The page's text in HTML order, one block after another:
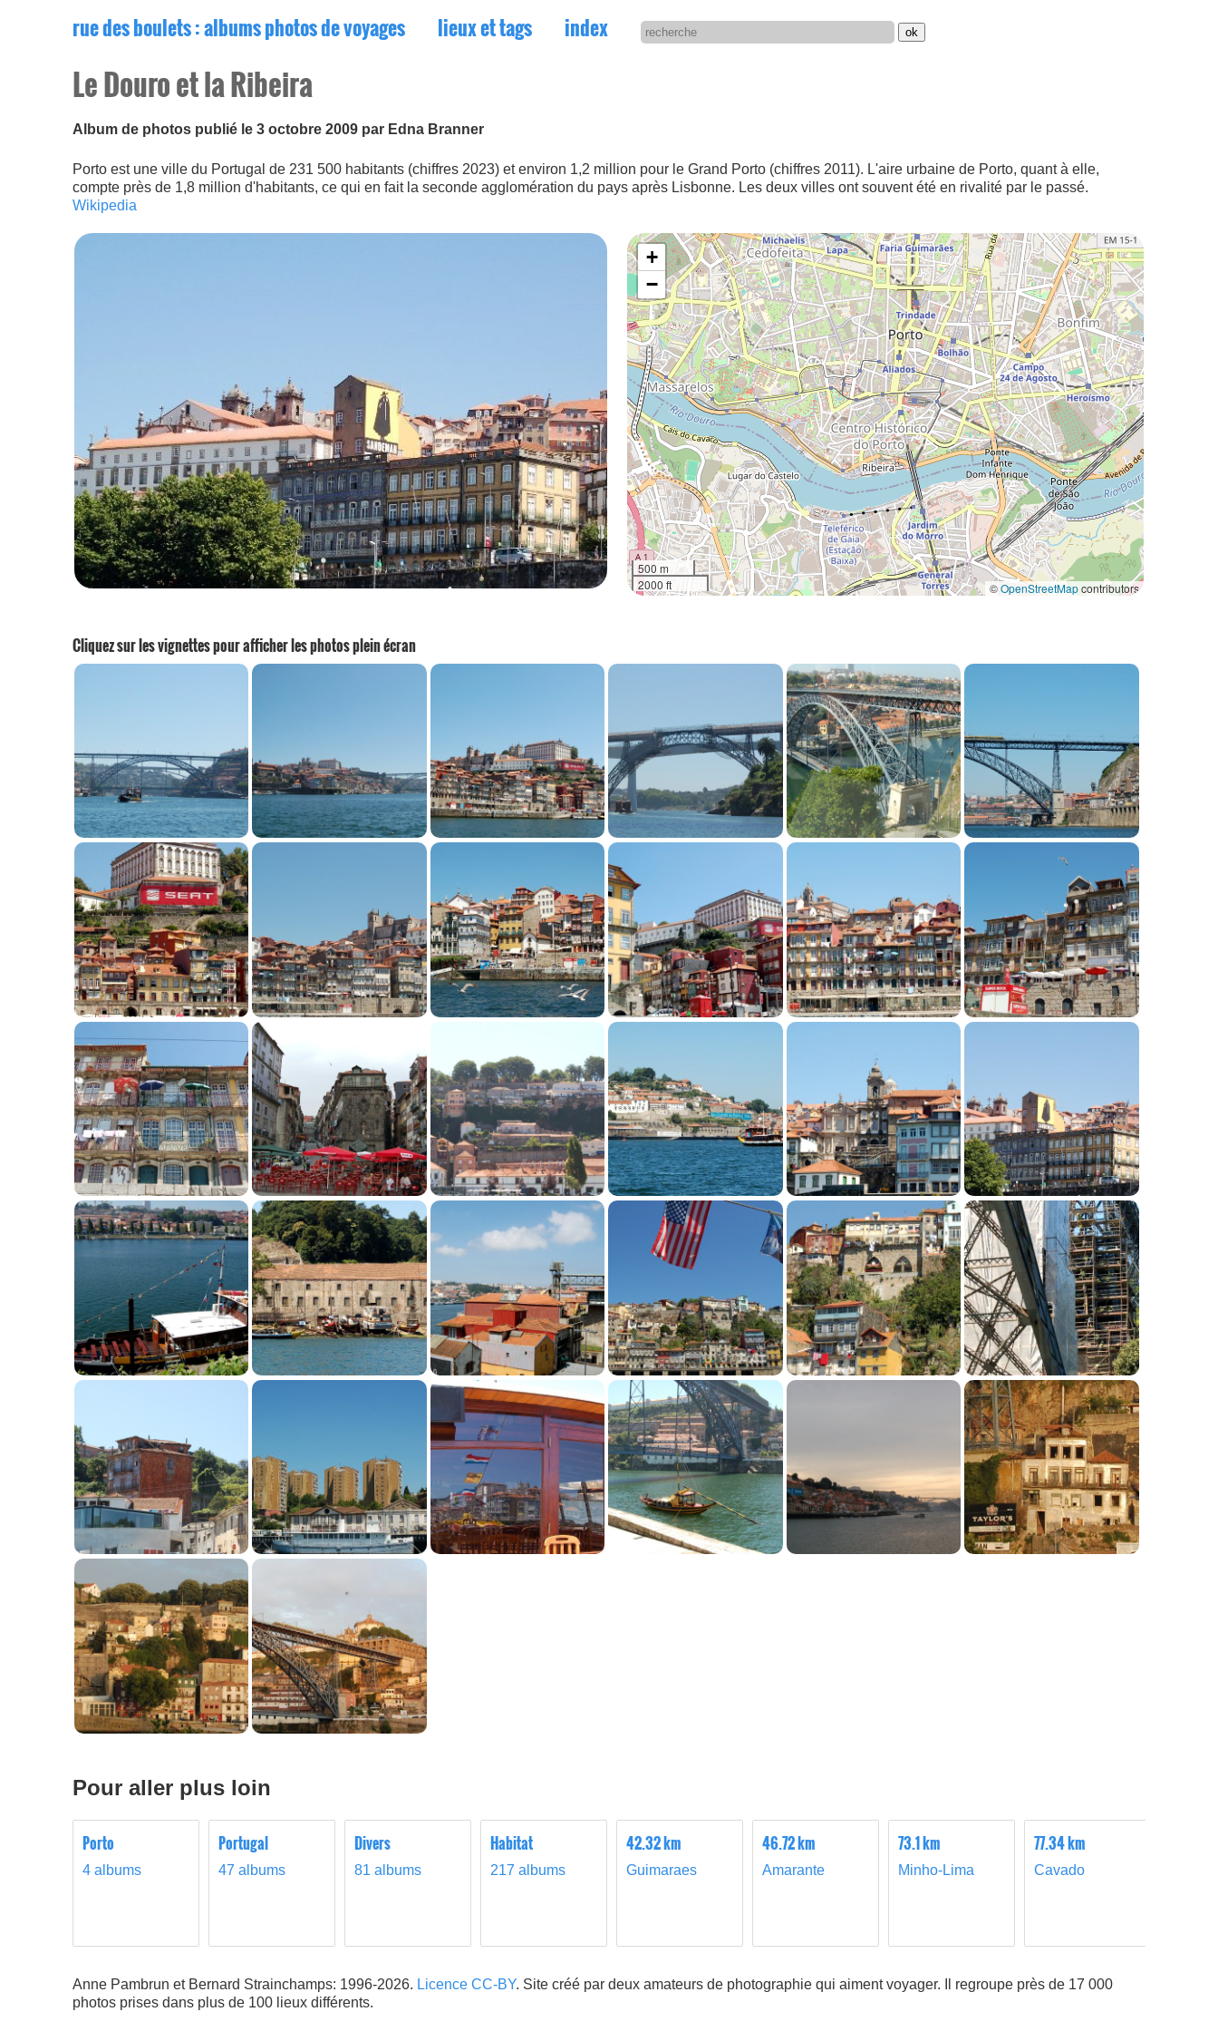
rue des boulets: albums photos de voyages lieux et tags index
Le Douro et la Ribeira
Album de photos publié le 3 octobre 2009 par Edna Branner
Porto est une ville du Portugal de 231 500 habitants (chiffres 2023) et environ 1,2 million pour le Grand Porto (chiffres 2011). L'aire urbaine de Porto, quant à elle,
compte près de 1,8 million d'habitants, ce qui en fait la seconde agglomération du pays après Lisbonne. Les deux villes ont souvent été en rivalité par le passé.
Wikipedia
+
−
500 m
2000 ft
©OpenStreetMapcontributors
Cliquez sur les vignettes pour afficher les photos plein écran
Pour aller plus loin
Porto
4 albums
Portugal
47 albums
Divers
81 albums
Habitat
217 albums
42.32 km
Guimaraes
46.72 km
Amarante
73.1 km
Minho-Lima
77.34 km
Cavado
Anne Pambrun et Bernard Strainchamps: 1996-2026. Licence CC-BY. Site créé par deux amateurs de photographie qui aiment voyager. Il regroupe près de 17 000
photos prises dans plus de 100 lieux différents.